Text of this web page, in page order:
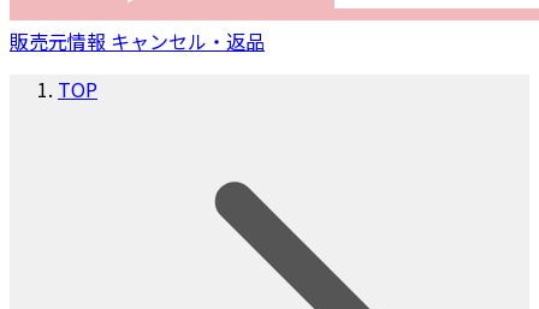
販売元情報 キャンセル・返品
TOP